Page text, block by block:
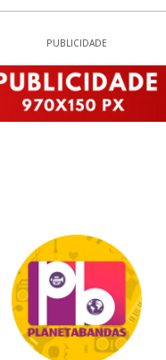
PUBLICIDADE